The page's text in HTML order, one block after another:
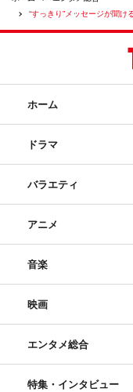
“すっきり”メッセージが聞
ホーム
ドラマ
バラエティ
アニメ
音楽
映画
エンタメ総合
特集・インタビュー